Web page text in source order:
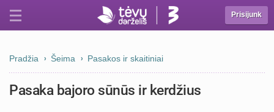
Prisijunk
Pradžia Šeima Pasakos ir skaitiniai
Pasaka bajoro sūnūs ir kerdžius